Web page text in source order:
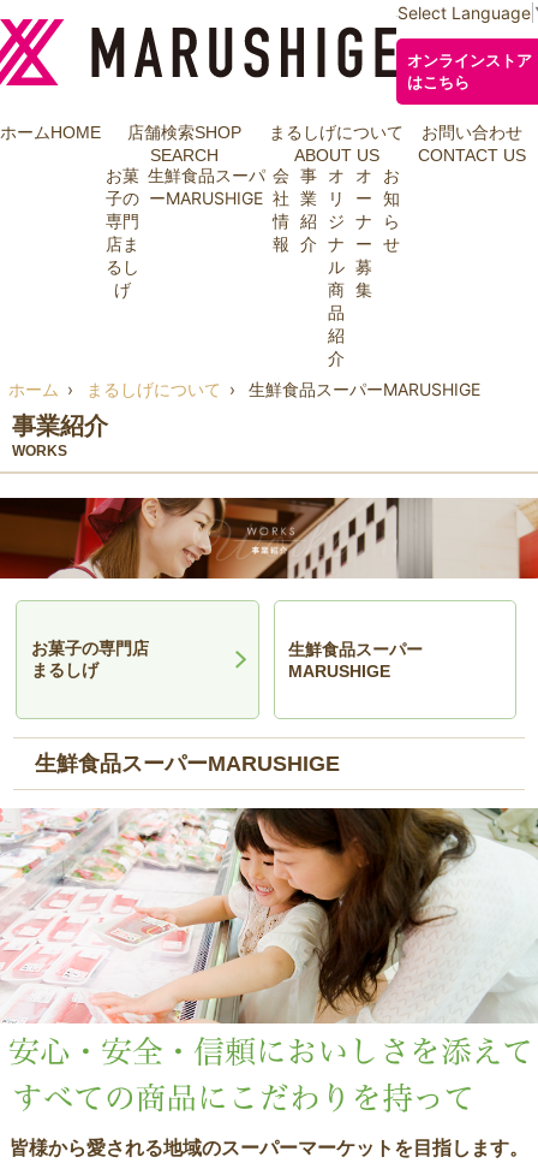
Select Language
オンラインストア
はこちら
ホームHOME 店舗検索SHOP
SEARCH
お菓
子の
専門
店ま
るし
げ
生鮮食品スーパ
ーMARUSHIGE
まるしげについて
ABOUT US
会
社
情
報
事
業
紹
介
オ
リ
ジ
ナ
ル
商
品
紹
介
オ
ー
ナ
ー
募
集
お
知
ら
せ
お問い合わせ
CONTACT US
ホーム まるしげについて 生鮮食品スーパーMARUSHIGE
事業紹介
WORKS
お菓子の専門店
まるしげ
生鮮食品スーパー
MARUSHIGE
生鮮食品スーパーMARUSHIGE
皆様から愛される地域のスーパーマーケットを目指します。